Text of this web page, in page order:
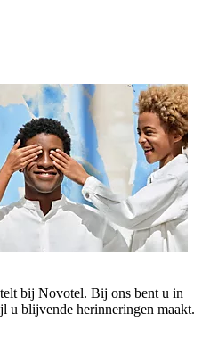
bij Novotel. Bij ons bent u in
u blijvende herinneringen maakt.